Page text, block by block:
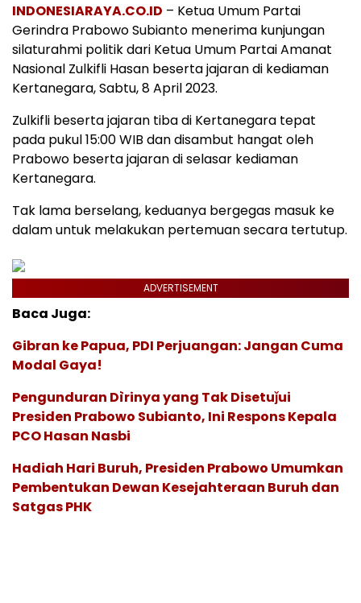
INDONESIARAYA.CO.ID – Ketua Umum Partai
Gerindra Prabowo Subianto menerima kunjungan
silaturahmi politik dari Ketua Umum Partai Amanat
Nasional Zulkifli Hasan beserta jajaran di kediaman
Kertanegara, Sabtu, 8 April 2023.
Zulkifli beserta jajaran tiba di Kertanegara tepat
pada pukul 15:00 WIB dan disambut hangat oleh
Prabowo beserta jajaran di selasar kediaman
Kertanegara.
Tak lama berselang, keduanya bergegas masuk ke
dalam untuk melakukan pertemuan secara tertutup.
ADVERTISEMENT
Baca Juga:
Gibran ke Papua, PDI Perjuangan: Jangan Cuma
Modal Gaya!
Pengunduran Dìrinya yang Tak Disetuǰui
Presiden Prabowo Subianto, Ini Respons Kepala
PCO Hasan Nasbi
Hadiah Hari Buruh, Presiden Prabowo Umumkan
Pembentukan Dewan Kesejahteraan Buruh dan
Satgas PHK